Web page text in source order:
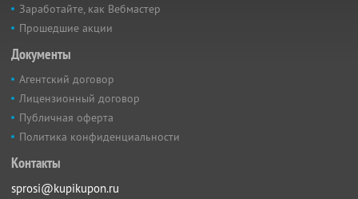
Заработайте, как Вебмастер
Прошедшие акции
Документы
Агентский договор
Лицензионный договор
Публичная оферта
Политика конфиденциальности
Контакты
sprosi@kupikupon.ru